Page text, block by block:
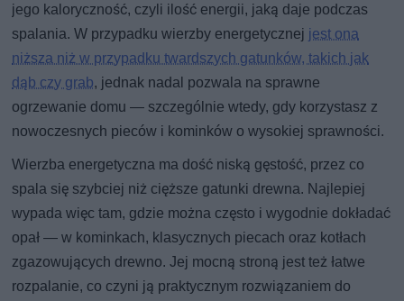
jego kaloryczność, czyli ilość energii, jaką daje podczas
spalania. W przypadku wierzby energetycznej jest ona
niższa niż w przypadku twardszych gatunków, takich jak
dąb czy grab, jednak nadal pozwala na sprawne
ogrzewanie domu — szczególnie wtedy, gdy korzystasz z
nowoczesnych pieców i kominków o wysokiej sprawności.
Wierzba energetyczna ma dość niską gęstość, przez co
spala się szybciej niż cięższe gatunki drewna. Najlepiej
wypada więc tam, gdzie można często i wygodnie dokładać
opał — w kominkach, klasycznych piecach oraz kotłach
zgazowujących drewno. Jej mocną stroną jest też łatwe
rozpalanie, co czyni ją praktycznym rozwiązaniem do